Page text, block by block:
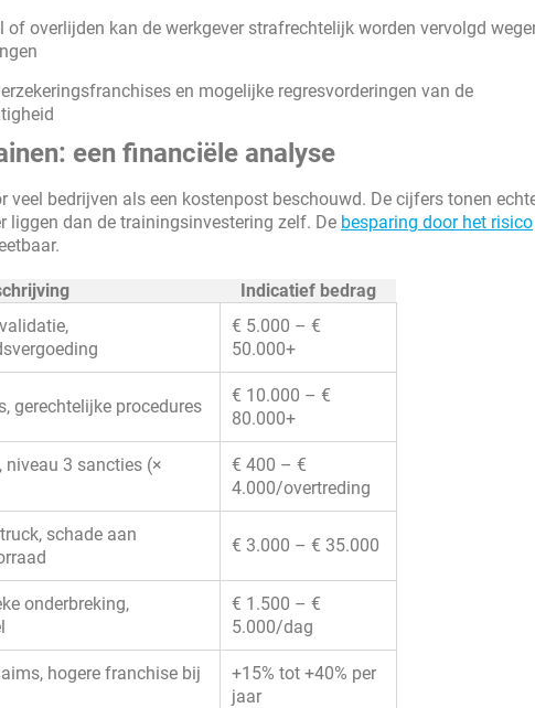
of overlijden kan de werkgever strafrechtelijk worden vervolgd
en mogelijke regresvorderingen van de
een financiële analyse
bedrijven als een kostenpost beschouwd. De cijfers tonen
liggen dan de trainingsinvestering zelf. De besparing door het risico
Indicatief bedrag
€ 5.000 – €
50.000+
gerechtelijke procedures
€ 10.000 – €
80.000+
niveau 3 sancties (×
€ 400 – €
4.000/overtreding
schade aan
€ 3.000 – € 35.000
onderbreking,
€ 1.500 – €
5.000/dag
hogere franchise bij
+15% tot +40% per
jaar